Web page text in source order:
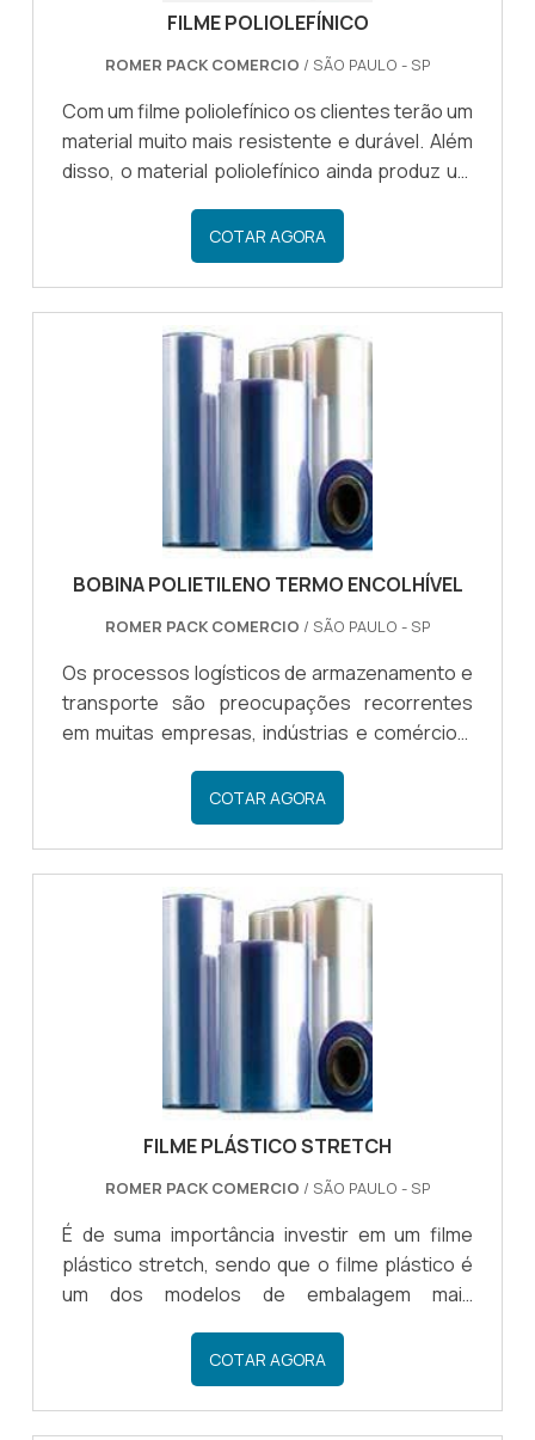
FILME POLIOLEFÍNICO
ROMER PACK COMERCIO / SÃO PAULO - SP
Com um filme poliolefínico os clientes terão um
material muito mais resistente e durável. Além
disso, o material poliolefínico ainda produz um
muito mais resistência do que os demais
presentes no mercado. O filme consiste em
um produto que é: Atóxico; Possui alta
transparência; Inodoro. INFORMAÇÕES
ADICIONAIS DO FILMEO filme pode ser utilizado
em diferentes setores, alguns deles são a
indústria alimentícia, farmacêutica, metalúrgica
COTAR AGORA
BOBINA POLIETILENO TERMO ENCOLHÍVEL
ROMER PACK COMERCIO / SÃO PAULO - SP
Os processos logísticos de armazenamento e
transporte são preocupações recorrentes
em muitas empresas, indústrias e comércios,
tecnologia e eficiência para proteger da
melhor maneira possível seus produtos e
mercadorias.Uma alternativa que demonstra
bastante viabilidade é a bobina polietileno
termo encolhível, um material que apresenta
propriedades avançadas que oferecem total
proteção e segurança para que os produtos
COTAR AGORA
FILME PLÁSTICO STRETCH
ROMER PACK COMERCIO / SÃO PAULO - SP
É de suma importância investir em um filme
plástico stretch, sendo que o filme plástico é
um dos modelos de embalagem mais
para fazer a embalagem e proteção de
diversos outros materiais de forma
eficiente.Através do filme stretch o
COTAR AGORA